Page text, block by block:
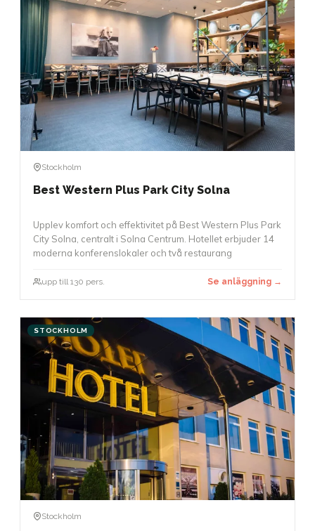
Stockholm
Best Western Plus Park City Solna
Upplev komfort och effektivitet på Best Western Plus Park
City Solna, centralt i Solna Centrum. Hotellet erbjuder 14
moderna konferenslokaler och två restaurang
upp till 130 pers. Se anläggning →
STOCKHOLM
Stockholm